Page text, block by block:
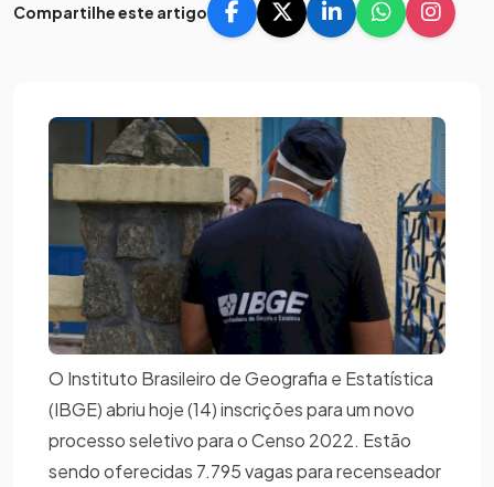
Compartilhe este artigo
O Instituto Brasileiro de Geografia e Estatística
(IBGE) abriu hoje (14) inscrições para um novo
processo seletivo para o Censo 2022. Estão
sendo oferecidas 7.795 vagas para recenseador